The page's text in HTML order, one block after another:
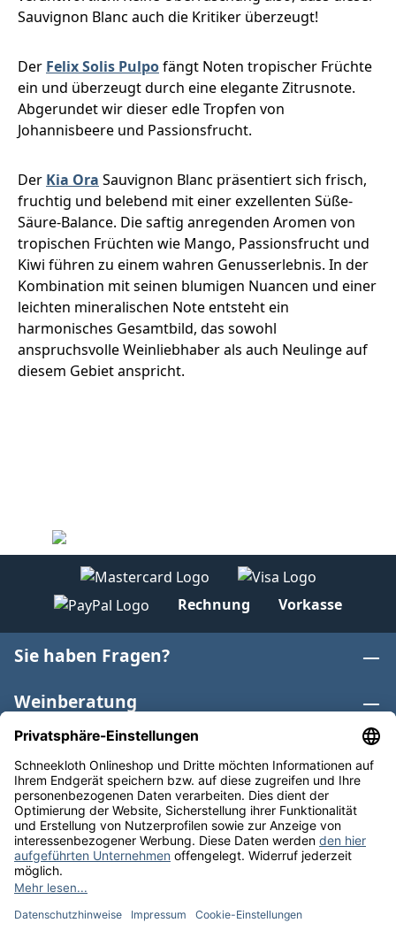
Sauvignon Blanc auch die Kritiker überzeugt!
Der Felix Solis Pulpofängt Noten tropischer Früchte
ein und überzeugt durch eine elegante Zitrusnote.
Abgerundet wir dieser edle Tropfen von
Johannisbeere und Passionsfrucht.
Der Kia Ora Sauvignon Blanc präsentiert sich frisch,
fruchtig und belebend mit einer exzellenten Süße-
Säure-Balance. Die saftig anregenden Aromen von
tropischen Früchten wie Mango, Passionsfrucht und
Kiwi führen zu einem wahren Genusserlebnis. In der
Kombination mit seinen blumigen Nuancen und einer
leichten mineralischen Note entsteht ein
harmonisches Gesamtbild, das sowohl
anspruchsvolle Weinliebhaber als auch Neulinge auf
diesem Gebiet anspricht.
Rechnung Vorkasse
Sie haben Fragen?
Weinberatung
Informationen
Weinkategorien
Internationaler Wein
* Alle Preise inkl. gesetzl. Mehrwertsteuer zzgl.
anders angegeben. Bioprodukte im Bio-Kontrollverfahren